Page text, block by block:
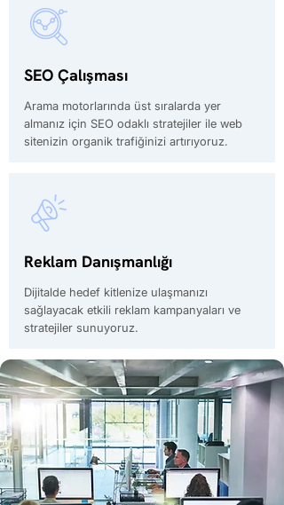
SEO Çalışması
Arama motorlarında üst sıralarda yer
almanız için SEO odaklı stratejiler ile web
sitenizin organik trafiğinizi artırıyoruz.
Reklam Danışmanlığı
Dijitalde hedef kitlenize ulaşmanızı
sağlayacak etkili reklam kampanyaları ve
stratejiler sunuyoruz.